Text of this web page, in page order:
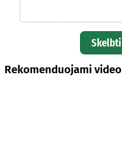
Skelbti
Rekomenduojami video